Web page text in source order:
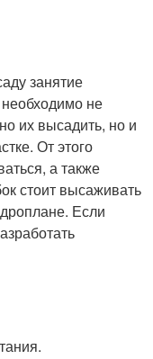
занятие
не
их высадить, но и
От этого
а также
стоит высаживать
Если